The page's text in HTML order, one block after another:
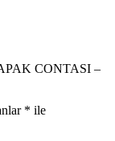
CONTASI –
* ile